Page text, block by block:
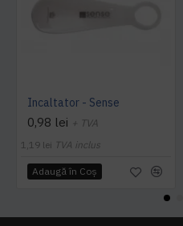
Incaltator - Sense
0,98 lei + TVA
1,19 lei TVA inclus
Adaugă în Coş